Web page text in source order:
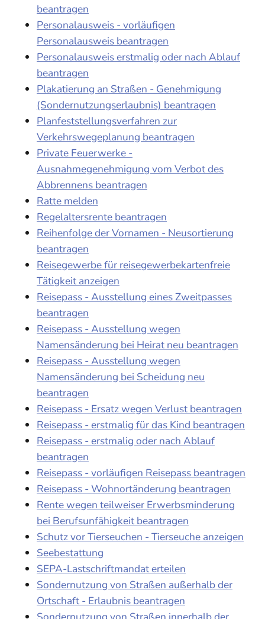
beantragen
Personalausweis - vorläufigen
Personalausweis beantragen
Personalausweis erstmalig oder nach Ablauf
beantragen
Plakatierung an Straßen - Genehmigung
(Sondernutzungserlaubnis) beantragen
Planfeststellungsverfahren zur
Verkehrswegeplanung beantragen
Private Feuerwerke -
Ausnahmegenehmigung vom Verbot des
Abbrennens beantragen
Ratte melden
Regelaltersrente beantragen
Reihenfolge der Vornamen - Neusortierung
beantragen
Reisegewerbe für reisegewerbekartenfreie
Tätigkeit anzeigen
Reisepass - Ausstellung eines Zweitpasses
beantragen
Reisepass - Ausstellung wegen
Namensänderung bei Heirat neu beantragen
Reisepass - Ausstellung wegen
Namensänderung bei Scheidung neu
beantragen
Reisepass - Ersatz wegen Verlust beantragen
Reisepass - erstmalig für das Kind beantragen
Reisepass - erstmalig oder nach Ablauf
beantragen
Reisepass - vorläufigen Reisepass beantragen
Reisepass - Wohnortänderung beantragen
Rente wegen teilweiser Erwerbsminderung
bei Berufsunfähigkeit beantragen
Schutz vor Tierseuchen - Tierseuche anzeigen
Seebestattung
SEPA-Lastschriftmandat erteilen
Sondernutzung von Straßen außerhalb der
Ortschaft - Erlaubnis beantragen